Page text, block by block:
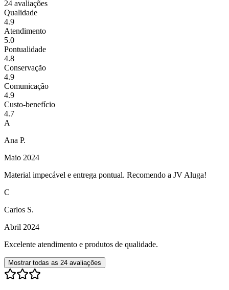
24 avaliações
Qualidade
4.9
Atendimento
5.0
Pontualidade
4.8
Conservação
4.9
Comunicação
4.9
Custo-benefício
4.7
A
Ana P.
Maio 2024
Material impecável e entrega pontual. Recomendo a JV Aluga!
C
Carlos S.
Abril 2024
Excelente atendimento e produtos de qualidade.
Mostrar todas as 24 avaliações